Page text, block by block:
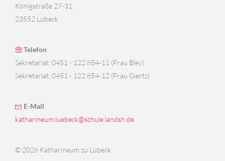
Königstraße 27-31
23552 Lübeck
Telefon
Sekretariat: 0451 - 122 854-11 (Frau Bley)
Sekretariat: 0451 - 122 854-12 (Frau Giertz)
E-Mail
katharineum.luebeck@schule.landsh.de
© 2026 Katharineum zu Lübeck